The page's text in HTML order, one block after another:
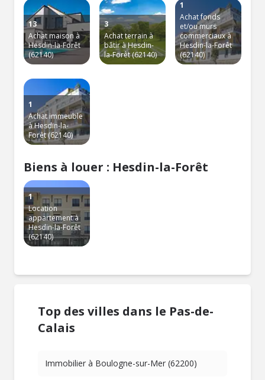
13
Achat maison à
Hesdin-la-Forêt
(62140)
3
Achat terrain à
bâtir à Hesdin-
la-Forêt (62140)
1
Achat fonds
et/ou murs
commerciaux à
Hesdin-la-Forêt
(62140)
1
Achat immeuble
à Hesdin-la-
Forêt (62140)
Biens à louer : Hesdin-la-Forêt
1
Location
appartement à
Hesdin-la-Forêt
(62140)
Top des villes dans le Pas-de-
Calais
Immobilier à Boulogne-sur-Mer (62200)